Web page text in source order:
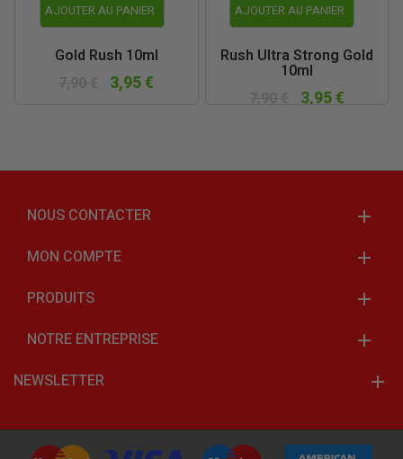
AJOUTER AU PANIER
Gold Rush 10ml
3,95 €
AJOUTER AU PANIER
Rush Ultra Strong Gold
10ml
3,95 €
NOUS CONTACTER
MON COMPTE
PRODUITS
NOTRE ENTREPRISE
NEWSLETTER